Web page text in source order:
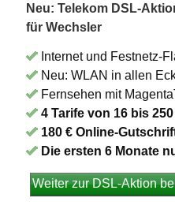
Neu: Telekom DSL-
für Wechsler
Internet und Festnetz-
Neu: WLAN in allen
Fernsehen mit
4 Tarife von 16 bis
180 € Online-
Die ersten 6 Monate
Weiter zur DSL-Aktion